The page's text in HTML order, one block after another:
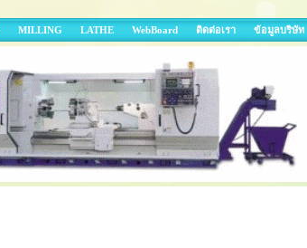
MILLING LATHE WebBoard ติดต่อเรา ข้อมูลบริษัท